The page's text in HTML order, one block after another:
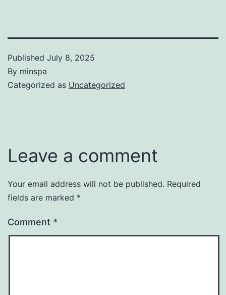
Published July 8, 2025
By minspa
Categorized as Uncategorized
Leave a comment
Your email address will not be published. Required
fields are marked *
Comment *